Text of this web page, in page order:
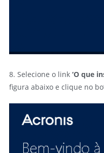
8. Selecione o link ‘O que
figura abaixo e clique no